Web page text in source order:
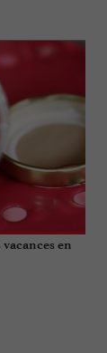
en